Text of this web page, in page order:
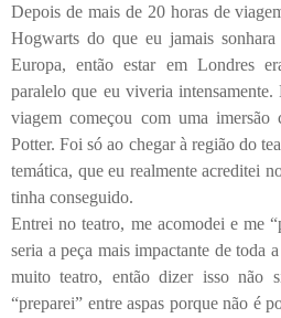
Depois de mais de 20 horas de
Hogwarts do que eu jamais
Europa, então estar em Londres
paralelo que eu viveria intensamente.
viagem começou com uma
Potter. Foi só ao chegar à região do
temática, que eu realmente acreditei
tinha conseguido.
Entrei no teatro, me acomodei e me
seria a peça mais impactante de toda
muito teatro, então dizer isso não
“preparei” entre aspas porque não é